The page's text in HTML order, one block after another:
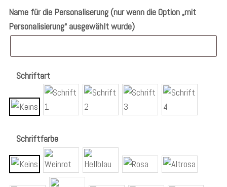
Name für die Personaliserung (nur wenn die Option „mit
Personalisierung“ ausgewählt wurde)
Schriftart
Schriftfarbe